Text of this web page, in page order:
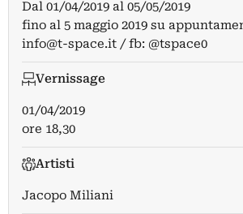
Dal 01/04/2019 al 05/05/2019
fino al 5 maggio 2019 su
info@t-space.it / fb: @tspace0
Vernissage
01/04/2019
ore 18,30
Artisti
Jacopo Miliani